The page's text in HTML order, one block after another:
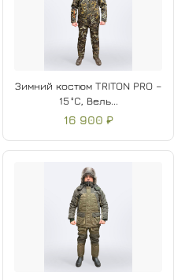
Зимний костюм TRITON PRO –
15 °C, Вель...
16 900 ₽